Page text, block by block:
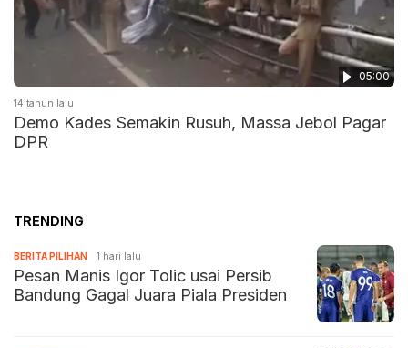
05:00
14 tahun lalu
Demo Kades Semakin Rusuh, Massa Jebol Pagar
DPR
TRENDING
BERITA PILIHAN 1 hari lalu
Pesan Manis Igor Tolic usai Persib
Bandung Gagal Juara Piala Presiden